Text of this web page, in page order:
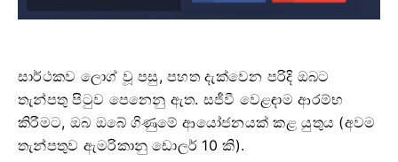
සාර්ථකව ලොග් වූ පසු, පහත දැක්වෙන පරිදි ඔබට
තැන්පතු පිටුව පෙනෙනු ඇත. සජීවී වෙළඳාම ආරම්භ
කිරීමට, ඔබ ඔබේ ගිණුමේ ආයෝජනයක් කළ යුතුය (අවම
තැන්පතුව ඇමරිකානු ඩොලර් 10 කි).